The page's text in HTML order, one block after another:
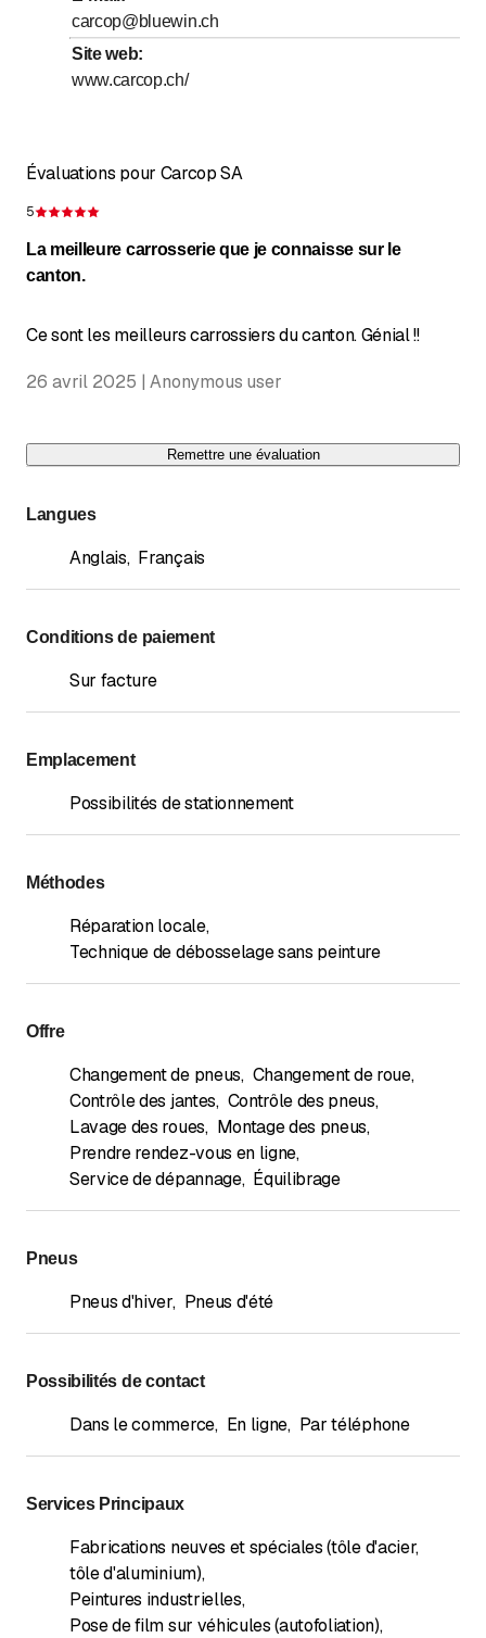
Samedi
Dimanche
carcop@bluewin.ch
Site web:
www.carcop.ch/
Évaluations pour Carcop SA
5
La meilleure carrosserie que je connaisse sur le
canton.
Ce sont les meilleurs carrossiers du canton. Génial !!
26 avril 2025 | Anonymous user
Remettre une évaluation
Langues
Anglais, Français
Conditions de paiement
Sur facture
Emplacement
Possibilités de stationnement
Méthodes
Réparation locale,
Technique de débosselage sans peinture
Offre
Changement de pneus, Changement de roue,
Contrôle des jantes, Contrôle des pneus,
Lavage des roues, Montage des pneus,
Prendre rendez-vous en ligne,
Service de dépannage, Équilibrage
Pneus
Pneus d'hiver, Pneus d'été
Possibilités de contact
Dans le commerce, En ligne, Par téléphone
Services Principaux
Fabrications neuves et spéciales (tôle d'acier,
tôle d'aluminium),
Peintures industrielles,
Pose de film sur véhicules (autofoliation),